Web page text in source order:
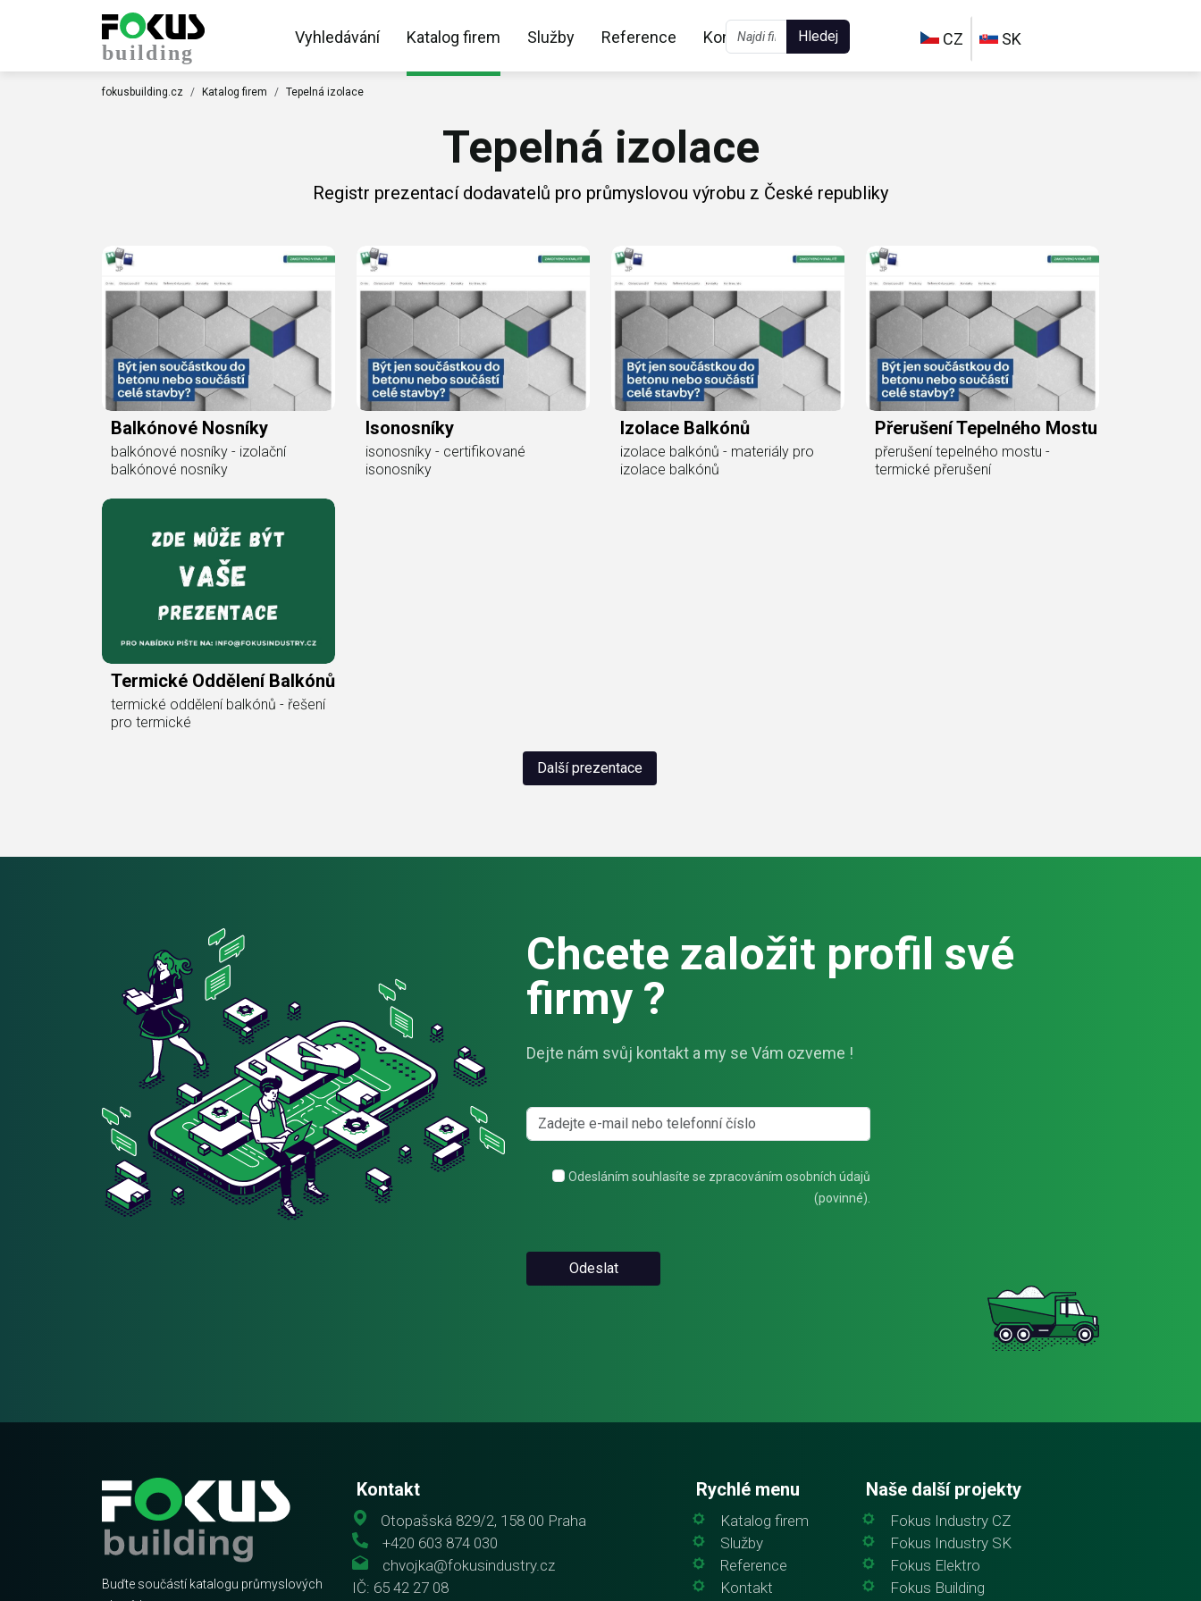
Vyhledávání Katalog firem Služby Reference Kontakt Hledej CZ SK
fokusbuilding.cz Katalog firem Tepelná izolace
Tepelná izolace
Registr prezentací dodavatelů pro průmyslovou výrobu z České republiky
Balkónové Nosníky
balkónové nosníky - izolační
balkónové nosníky
Isonosníky
isonosníky - certifikované
isonosníky
Izolace Balkónů
izolace balkónů - materiály pro
izolace balkónů
Přerušení Tepelného Mostu
přerušení tepelného mostu -
termické přerušení
Termické Oddělení Balkónů
termické oddělení balkónů - řešení
pro termické
Další prezentace
Chcete založit profil své
firmy ?
Dejte nám svůj kontakt a my se Vám ozveme !
Odesláním souhlasíte se zpracováním osobních údajů
(povinné).
Odeslat
Buďte součástí katalogu průmyslových
Kontakt
Otopašská 829/2, 158 00 Praha
+420 603 874 030
chvojka@fokusindustry.cz
IČ: 65 42 27 08
Rychlé menu
Katalog firem
Služby
Reference
Kontakt
Naše další projekty
Fokus Industry CZ
Fokus Industry SK
Fokus Elektro
Fokus Building